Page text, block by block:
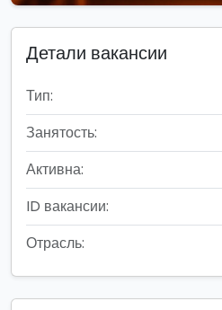
Детали вакансии
Тип:
Занятость:
Активна:
ID вакансии:
Отрасль: